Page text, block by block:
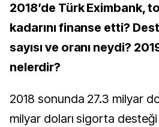
2018’de Türk Eximbank,
kadarını finanse etti?
sayısı ve oranı neydi?
nelerdir?
2018 sonunda 27.3 milyar
milyar doları sigorta